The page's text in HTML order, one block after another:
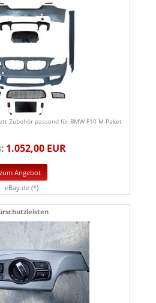
Zubehör passend für BMW F10 M-Paket
1.052,00 EUR
zum Angebot
eBay.de (*)